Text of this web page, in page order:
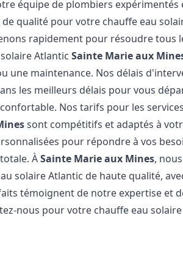
équipe de plombiers
de qualité pour votre chauffe eau
rapidement pour résoudre tous
AtlanticSainte Marie aux
une maintenance. Nos délais
les meilleurs délais pour vous
Nos tarifs pour les
sont compétitifs et adaptés à
pour répondre à vos
ÀSainte Marie aux Mines,
solaire Atlantic de haute qualité,
témoignent de notre expertise et
nous pour votre chauffe eau